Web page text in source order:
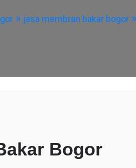
jasa membran bakar bogor
Bogor